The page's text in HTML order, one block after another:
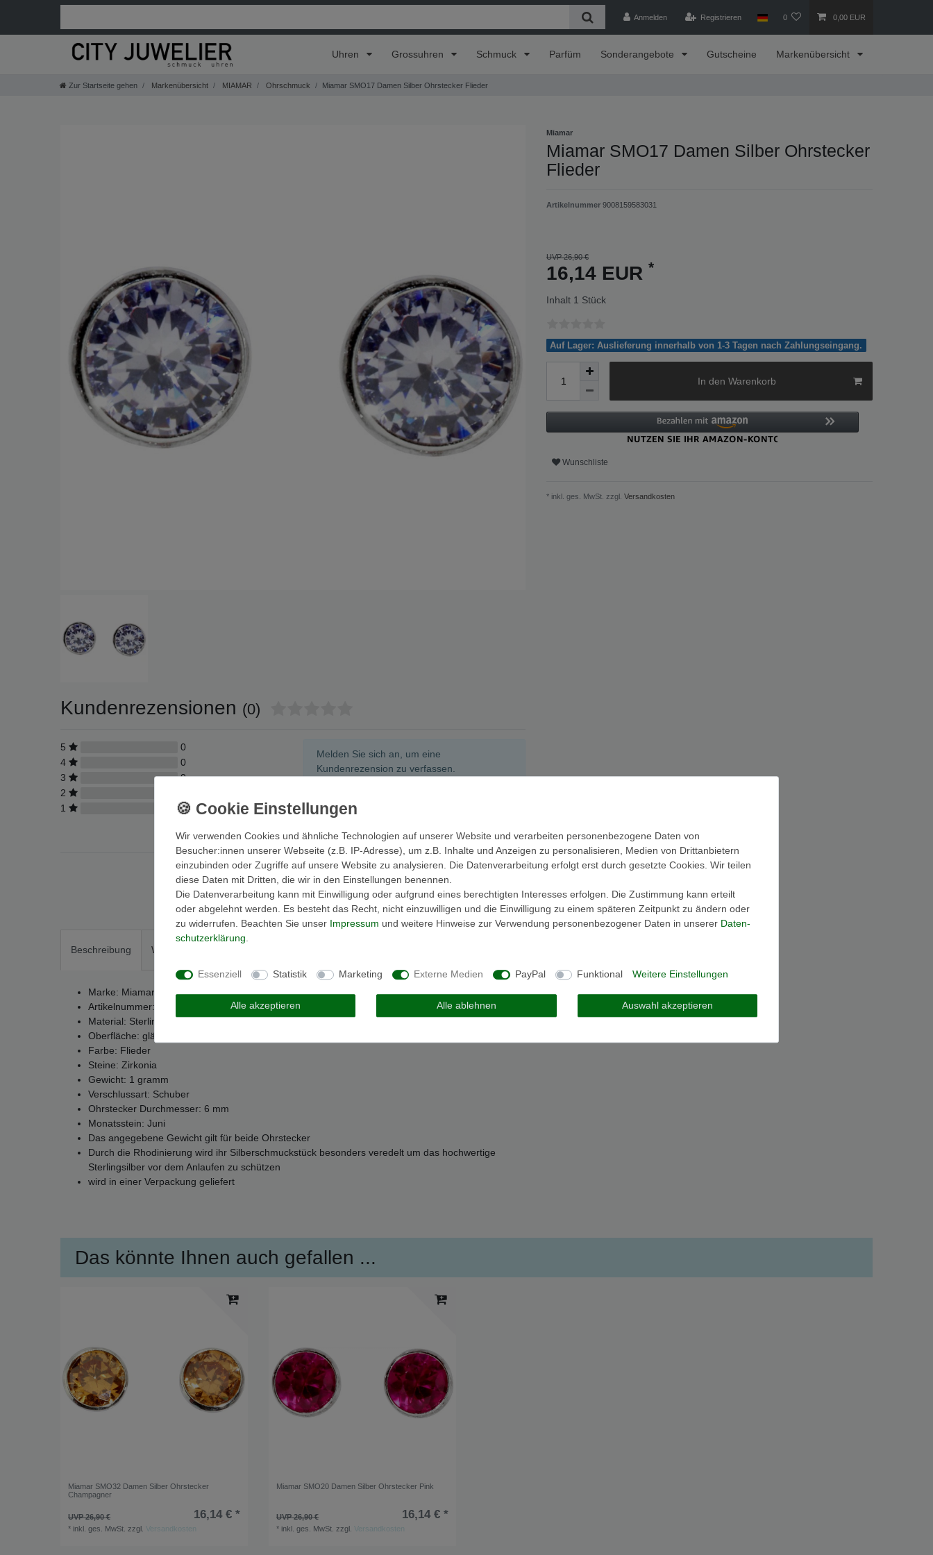
Anmelden Registrieren 0 0,00 EUR
Uhren Grossuhren Schmuck Parfüm Sonderangebote Gutscheine Markenübersicht
Zur Startseite gehen Markenübersicht MIAMAR Ohrschmuck Miamar SMO17 Damen Silber Ohrstecker Flieder
Kundenrezensionen (0)
5
0
4
0
3
0
2
1
0
Melden Sie sich an, um eine
Kundenrezension zu verfassen.
Anmelden
Miamar
Miamar SMO17 Damen Silber Ohrstecker
Flieder
Artikelnummer 9008159583031
UVP 26,90 €
16,14 EUR *
Inhalt 1 Stück
Auf Lager: Auslieferung innerhalb von 1-3 Tagen nach Zahlungseingang.
In den Warenkorb
Wunschliste
* inkl. ges. MwSt. zzgl. Versandkosten
Beschreibung Weitere Details
Marke: Miamar
Artikelnummer: SMO17
Material: Sterling-Silber 925
Oberfläche: glänzend
Farbe: Flieder
Steine: Zirkonia
Gewicht: 1 gramm
Verschlussart: Schuber
Ohrstecker Durchmesser: 6 mm
Monatsstein: Juni
Das angegebene Gewicht gilt für beide Ohrstecker
Durch die Rhodinierung wird ihr Silberschmuckstück besonders veredelt um das hochwertige
Sterlingsilber vor dem Anlaufen zu schützen
wird in einer Verpackung geliefert
SONDERANGEBOTE MEGA DEALS
Das könnte Ihnen auch gefallen ...
Miamar SMO32 Damen Silber Ohrstecker
Champagner
UVP 26,90 € 16,14 € *
* inkl. ges. MwSt. zzgl. Versandkosten
Miamar SMO20 Damen Silber Ohrstecker Pink
UVP 26,90 € 16,14 € *
* inkl. ges. MwSt. zzgl. Versandkosten
Wir verwenden Cookies und ähnliche Technologien auf unserer Website und verarbeiten personenbezogene Daten von
Besucher:innen unserer Webseite (z.B. IP-Adresse), um z.B. Inhalte und Anzeigen zu personalisieren, Medien von Drittanbietern
einzubinden oder Zugriffe auf unsere Website zu analysieren. Die Datenverarbeitung erfolgt erst durch gesetzte Cookies. Wir teilen
diese Daten mit Dritten, die wir in den Einstellungen benennen.
Die Datenverarbeitung kann mit Einwilligung oder aufgrund eines berechtigten Interesses erfolgen. Die Zustimmung kann erteilt
oder abgelehnt werden. Es besteht das Recht, nicht einzuwilligen und die Einwilligung zu einem späteren Zeitpunkt zu ändern oder
zu widerrufen. Beachten Sie unser Impressum und weitere Hinweise zur Verwendung personenbezogener Daten in unserer Daten­
schutz­erklärung
Essenziell Statistik Marketing Externe Medien PayPal Funktional Weitere Einstellungen
Alle akzeptieren Alle ablehnen Auswahl akzeptieren